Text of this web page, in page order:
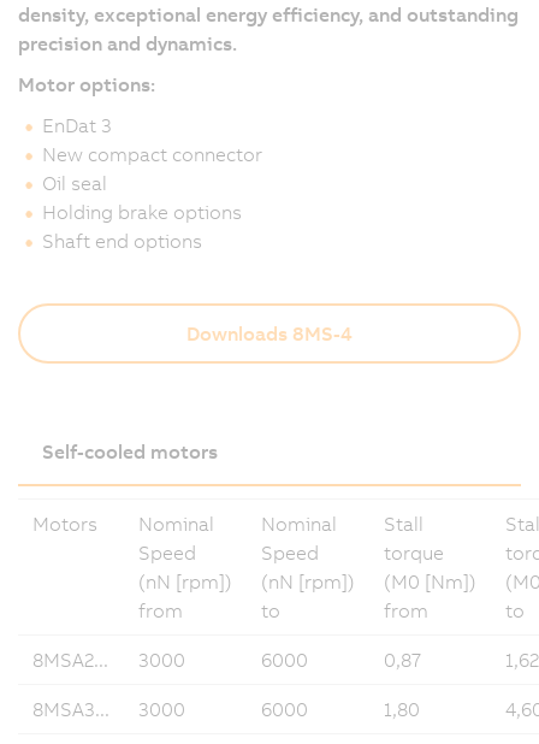
density, exceptional energy efficiency, and outstanding
precision and dynamics.
Motor options:
EnDat 3
New compact connector
Oil seal
Holding brake options
Shaft end options
Downloads 8MS-4
Self-cooled motors
Motors
Nominal
Speed
(nN [rpm])
from
Nominal
Speed
(nN [rpm])
to
Stall
torque
(M0 [Nm])
from
to
8MSA2... 3000 6000 0,87 1,62
8MSA3... 3000 6000 1,80